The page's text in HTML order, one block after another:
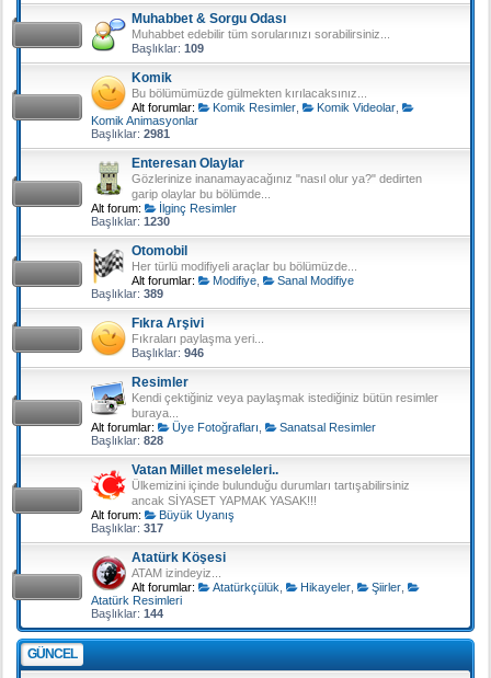
Muhabbet & Sorgu Odası
Muhabbet edebilir tüm sorularınızı sorabilirsiniz...
Başlıklar: 109
Komik
Bu bölümümüzde gülmekten kırılacaksınız...
Alt forumlar:
Komik Resimler, Komik Videolar,
Komik Animasyonlar
Başlıklar: 2981
Enteresan Olaylar
Gözlerinize inanamayacağınız "nasıl olur ya?" dedirten
garip olaylar bu bölümde...
Alt forum:
İlginç Resimler
Başlıklar: 1230
Otomobil
Her türlü modifiyeli araçlar bu bölümüzde...
Alt forumlar:
Modifiye,
Sanal Modifiye
Başlıklar: 389
Fıkra Arşivi
Fıkraları paylaşma yeri...
Başlıklar: 946
Resimler
Kendi çektiğiniz veya paylaşmak istediğiniz bütün resimler
buraya...
Alt forumlar:
Üye Fotoğrafları
Sanatsal Resimler
Başlıklar: 828
Vatan Millet meseleleri..
Ülkemizini içinde bulunduğu durumları tartışabilirsiniz
ancak SİYASET YAPMAK YASAK!!!
Alt forum:
Büyük Uyanış
Başlıklar: 317
Atatürk Köşesi
ATAM izindeyiz...
Alt forumlar:
Atatürkçülük Hikayeler, Şiirler,
Atatürk Resimleri
Başlıklar: 144
GÜNCEL